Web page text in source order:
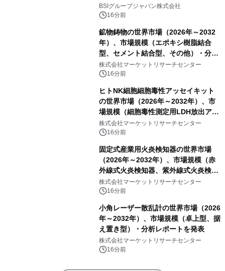
が義務化、 企業の対応はどう変わるの
か？ 法的拘束力をもつGX-ETSの実
動画を公開中
BSIグループジャパン株式会社
16分前
鉱物鋳物の世界市場（2026年～2032
年）、市場規模（エポキシ樹脂結合
型、セメント結合型、その他）・分析
レポートを発表
株式会社マーケットリサーチセンター
16分前
ヒトNK細胞細胞毒性アッセイキット
の世界市場（2026年～2032年）、市
場規模（細胞毒性測定用LDH放出アッ
セイ、細胞毒性測定用CCK8アッセ
イ、細胞毒性測定用MTTアッセイ、細
イ、細胞毒性測定用CFSE標識標的細
胞アッセイ）・分析レポートを発表
株式会社マーケットリサーチセンター
16分前
固定式産業用火炎検知器の世界市場
（2026年～2032年）、市場規模（赤
外線式火炎検知器、紫外線式火炎検知
器、UV&IR火炎検知器、その他）・分
析レポートを発表
株式会社マーケットリサーチセンター
16分前
小角レーザー散乱計の世界市場（2026
年～2032年）、市場規模（卓上型、据
え置き型）・分析レポートを発表
株式会社マーケットリサーチセンター
16分前